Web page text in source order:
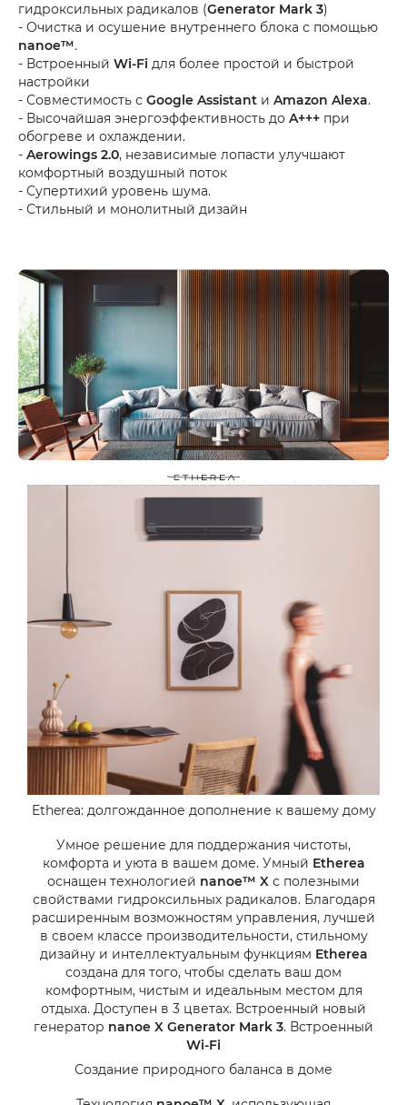
гидроксильных радикалов (Generator Mark 3)
- Очистка и осушение внутреннего блока с помощью
nanoe™.
- Встроенный Wi-Fi для более простой и быстрой
настройки
- Совместимость с Google Assistant и Amazon Alexa.
- Высочайшая энергоэффективность до A+++ при
обогреве и охлаждении.
- Aerowings 2.0, независимые лопасти улучшают
комфортный воздушный поток
- Супертихий уровень шума.
- Стильный и монолитный дизайн
Etherea: долгожданное дополнение к вашему дому
Умное решение для поддержания чистоты,
комфорта и уюта в вашем доме. Умный Etherea
оснащен технологией nanoe™ X с полезными
свойствами гидроксильных радикалов. Благодаря
расширенным возможностям управления, лучшей
в своем классе производительности, стильному
дизайну и интеллектуальным функциям Etherea
создана для того, чтобы сделать ваш дом
комфортным, чистым и идеальным местом для
отдыха. Доступен в 3 цветах. Встроенный новый
генератор nanoe X Generator Mark 3. Встроенный
Wi-Fi
Создание природного баланса в доме